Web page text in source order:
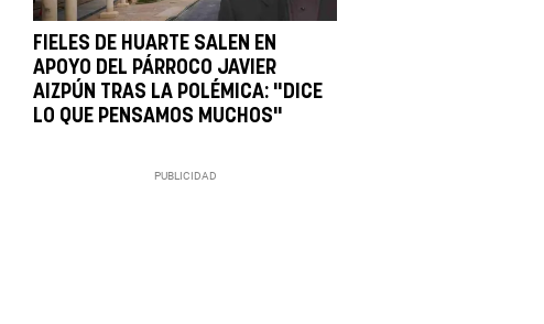
FIELES DE HUARTE SALEN EN
APOYO DEL PÁRROCO JAVIER
AIZPÚN TRAS LA POLÉMICA: "DICE
LO QUE PENSAMOS MUCHOS"